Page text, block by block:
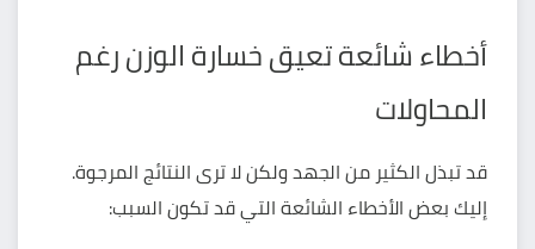
أخطاء شائعة تعيق خسارة الوزن رغم
المحاولات
قد تبذل الكثير من الجهد ولكن لا ترى النتائج المرجوة.
إليك بعض الأخطاء الشائعة التي قد تكون السبب: